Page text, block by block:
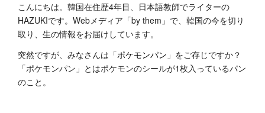
こんにちは。韓国在住歴4年目、日本語教師でライターの
HAZUKIです。Webメディア「by them」で、韓国の今を切り
取り、生の情報をお届けしています。
突然ですが、みなさんは「ポケモンパン 」をご存じですか？
「ポケモンパン」とはポケモンのシールが1枚入っているパン
のこと。